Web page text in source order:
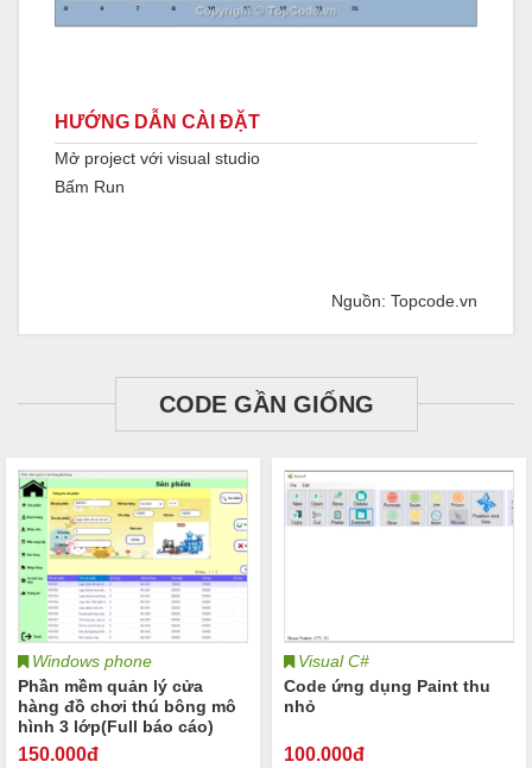
HƯỚNG DẪN CÀI ĐẶT
Mở project với visual studio
Bấm Run
Nguồn: Topcode.vn
CODE GẦN GIỐNG
Windows phone
Phần mềm quản lý cửa
hàng đồ chơi thú bông mô
hình 3 lớp(Full báo cáo)
150.000đ
Visual C#
Code ứng dụng Paint thu
nhỏ
100.000đ